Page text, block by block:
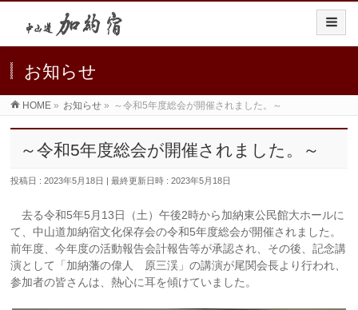
お知らせ
HOME » お知らせ » ～令和5年度総会が開催されました。～
～令和5年度総会が開催されました。～
投稿日 : 2023年5月18日 最終更新日時 : 2023年5月18日
去る令和5年5月13日（土）午後2時から加納東公民館大ホールに
て、中山道加納宿文化保存会の令和5年度総会が開催されました。
前年度、今年度の活動報告会計報告等が承認され、その後、記念講
演として「加納藩の偉人 原三渓」の講演が尾関会長より行われ、
参加者の皆さんは、熱心に耳を傾けていました。